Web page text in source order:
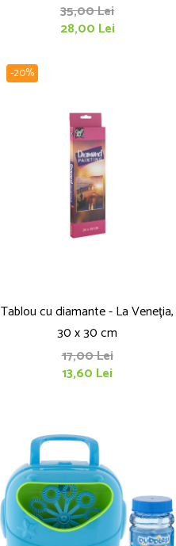
35,00 Lei
28,00 Lei
-20%
Tablou cu diamante - La Veneția,
30 x 30 cm
17,00 Lei
13,60 Lei